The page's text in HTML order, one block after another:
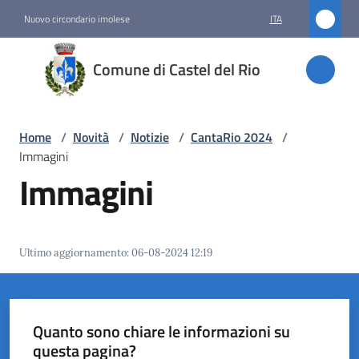
Nuovo circondario imolese ITA
Comune di Castel del Rio
Comune
di
Castel
Amministrazione
Menu selezionato
Servizi
Vivere
Home / Novità / Notizie / CantaRio 2024 /
Immagini
Immagini
Ultimo aggiornamento:06-08-2024 12:19
Quanto sono chiare le informazioni su
questa pagina?